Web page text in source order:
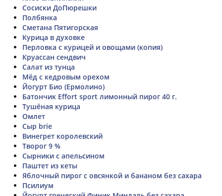
Сосиски ДоПюрешки
Полбянка
Сметана Пятигорская
Курица в духовке
Перловка с курицей и овощами (копия)
Круассан сендвич
Салат из тунца
Мёд с кедровым орехом
Йогурт Био (Ермолино)
Батончик Effort sport лимонный пирог 40 г.
Тушёная курица
Омлет
Сыр brie
Винегрет королевский
Творог 9 %
Сырники с апельсином
Паштет из кеты
Яблочный пирог с овсянкой и бананом без сахара
Псилиум